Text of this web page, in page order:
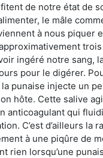
de notre état de
le mâle
à nous piquer
ingéré notre sang,
pour le digérer.
punaise injecte un
hôte. Cette salive
anticoagulant qui
C’est d’ailleurs la
à une piqûre de
rien lorsqu’une